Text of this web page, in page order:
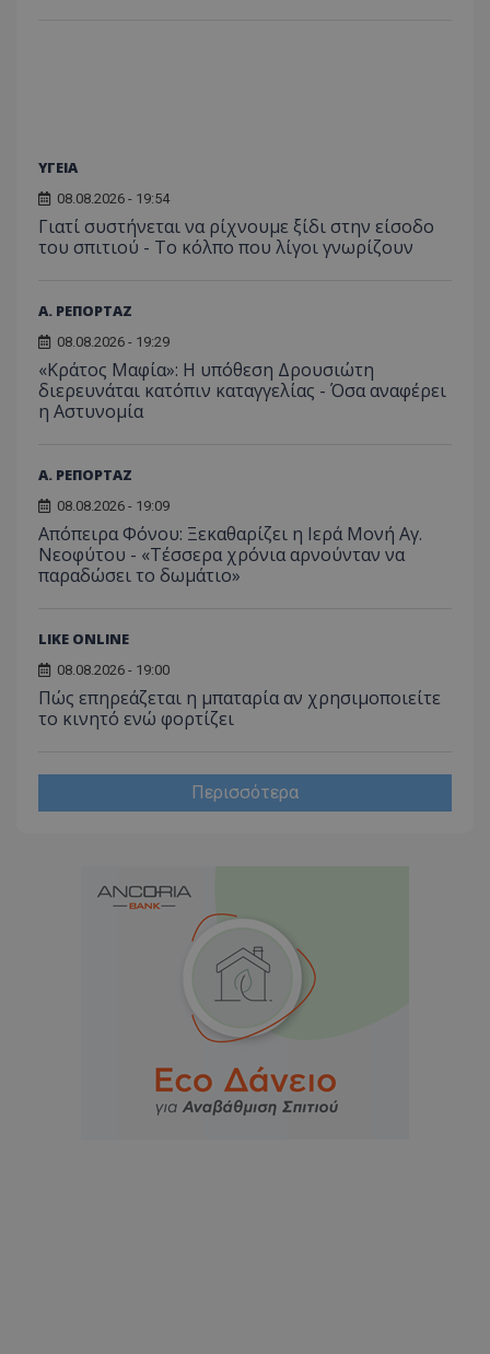
ΥΓΕΙΑ
08.08.2026 - 19:54
Γιατί συστήνεται να ρίχνουμε ξίδι στην είσοδο
του σπιτιού - Το κόλπο που λίγοι γνωρίζουν
Α. ΡΕΠΟΡΤΑΖ
08.08.2026 - 19:29
«Κράτος Μαφία»: Η υπόθεση Δρουσιώτη
διερευνάται κατόπιν καταγγελίας - Όσα αναφέρει
η Αστυνομία
Α. ΡΕΠΟΡΤΑΖ
08.08.2026 - 19:09
Απόπειρα Φόνου: Ξεκαθαρίζει η Ιερά Μονή Αγ.
Νεοφύτου - «Τέσσερα χρόνια αρνούνταν να
παραδώσει το δωμάτιο»
LIKE ONLINE
08.08.2026 - 19:00
Πώς επηρεάζεται η μπαταρία αν χρησιμοποιείτε
το κινητό ενώ φορτίζει
Περισσότερα